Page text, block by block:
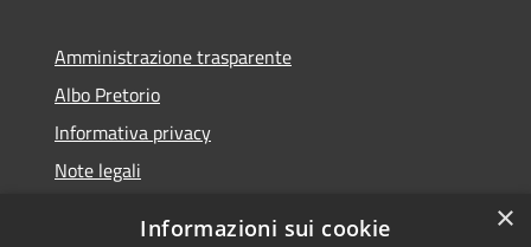
Amministrazione trasparente
Albo Pretorio
Informativa privacy
Note legali
×
Informazioni sui cookie